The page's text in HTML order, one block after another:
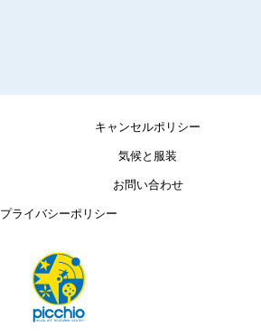
キャンセルポリシー
気候と服装
お問い合わせ
プライバシーポリシー